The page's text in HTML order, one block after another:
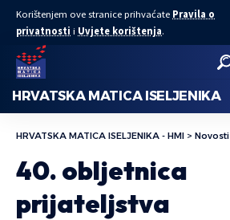
Korištenjem ove stranice prihvaćate Pravila o
privatnosti i Uvjete korištenja.
HRVATSKA MATICA ISELJENIKA
HRVATSKA MATICA ISELJENIKA - HMI > Novosti
40. obljetnica
prijateljstva